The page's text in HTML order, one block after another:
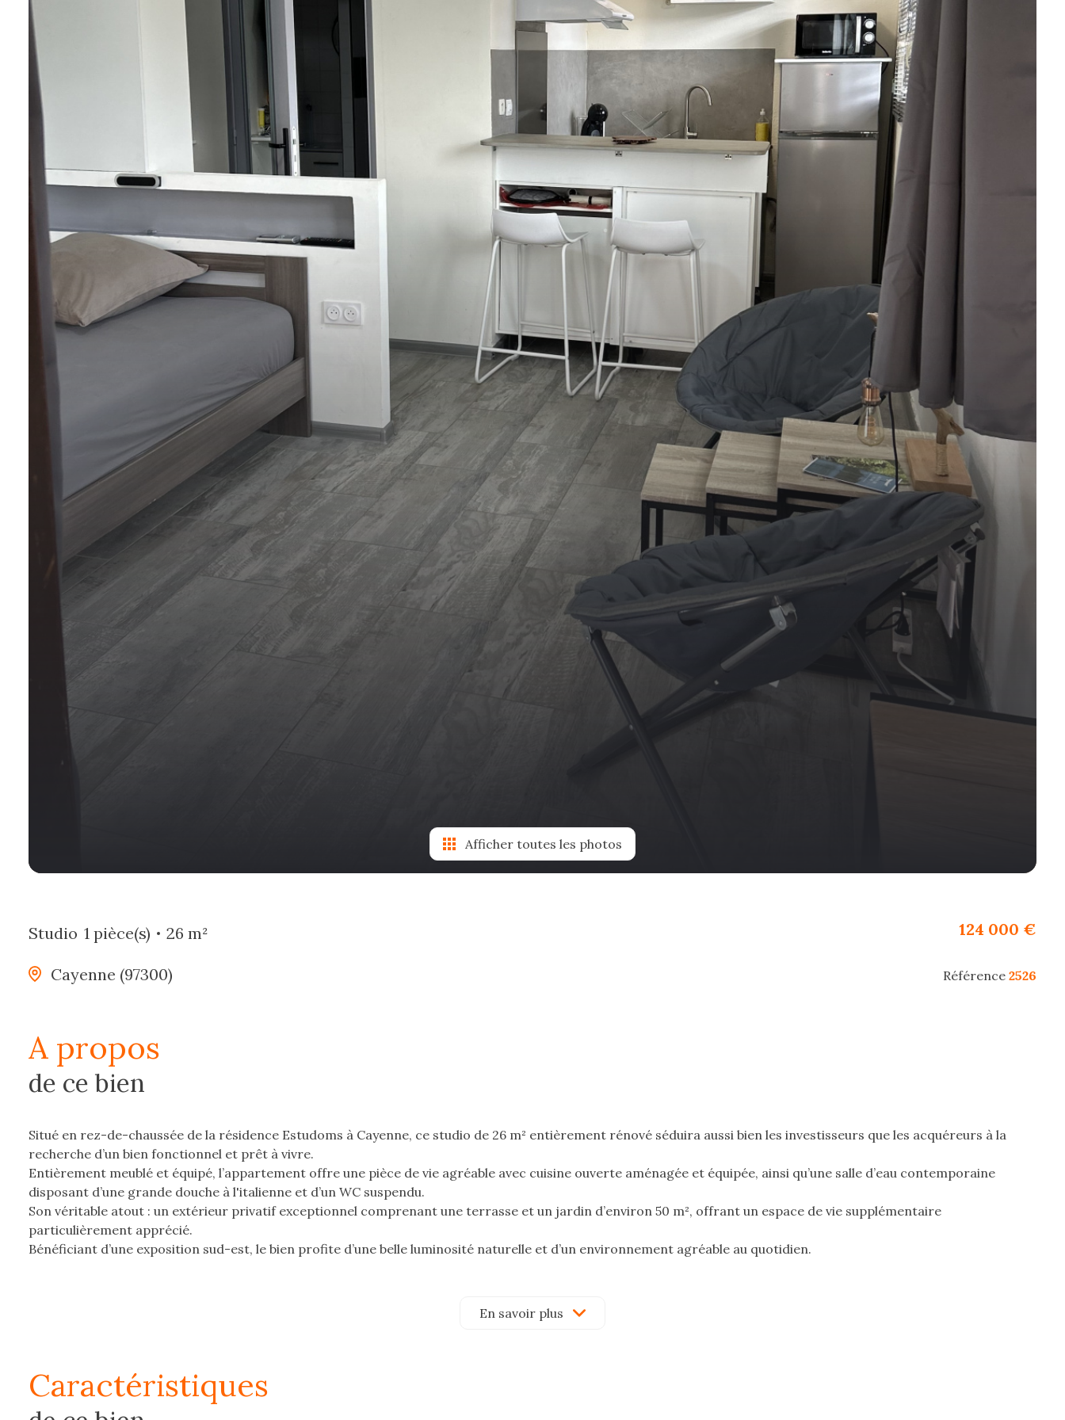
Afficher toutes les photos
Studio 1 pièce(s) 26 m²
Cayenne (97300)
124 000 €
Référence 2526
a propos
de ce bien
Situé en rez-de-chaussée de la résidence Estudoms à Cayenne, ce studio de 26 m² entièrement rénové séduira aussi bien les investisseurs que les acquéreurs à la
recherche d’un bien fonctionnel et prêt à vivre.
Entièrement meublé et équipé, l’appartement offre une pièce de vie agréable avec cuisine ouverte aménagée et équipée, ainsi qu’une salle d’eau contemporaine
disposant d’une grande douche à l'italienne et d’un WC suspendu.
Son véritable atout : un extérieur privatif exceptionnel comprenant une terrasse et un jardin d’environ 50 m², offrant un espace de vie supplémentaire
particulièrement apprécié.
Bénéficiant d’une exposition sud-est, le bien profite d’une belle luminosité naturelle et d’un environnement agréable au quotidien.
- Une vaisselle complèt
- Un barbecue extérieur.
En savoir plus
caractéristiques